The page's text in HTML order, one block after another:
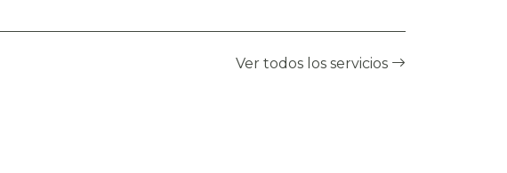
Ver todos los servicios